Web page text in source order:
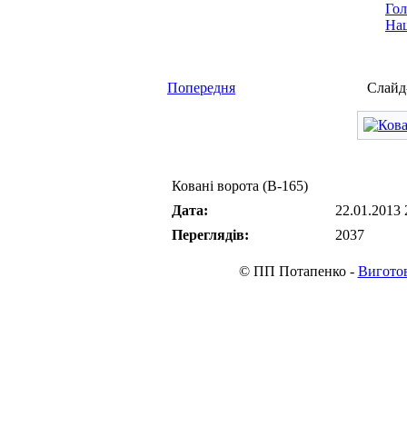
Попередня
Ковані ворота (В-165)
Дата:
22.01.2013
Переглядів:
2037
© ПП Потапенко -